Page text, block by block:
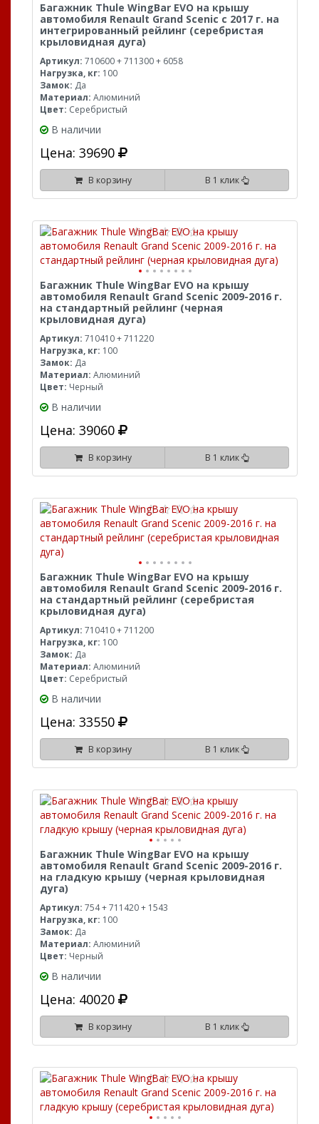
Багажник Thule WingBar EVO на крышу
автомобиля Renault Grand Scenic с 2017 г. на
интегрированный рейлинг (серебристая
крыловидная дуга)
Артикул: 710600 + 711300 + 6058
Нагрузка, кг: 100
Замок: Да
Материал: Алюминий
Цвет: Серебристый
В наличии
Цена: 39690
В корзину В 1 клик
Багажник Thule WingBar EVO на крышу
автомобиля Renault Grand Scenic 2009-2016 г.
на стандартный рейлинг (черная
крыловидная дуга)
Артикул: 710410 + 711220
Нагрузка, кг: 100
Замок: Да
Материал: Алюминий
Цвет: Черный
В наличии
Цена: 39060
В корзину В 1 клик
Багажник Thule WingBar EVO на крышу
автомобиля Renault Grand Scenic 2009-2016 г.
на стандартный рейлинг (серебристая
крыловидная дуга)
Артикул: 710410 + 711200
Нагрузка, кг: 100
Замок: Да
Материал: Алюминий
Цвет: Серебристый
В наличии
Цена: 33550
В корзину В 1 клик
Багажник Thule WingBar EVO на крышу
автомобиля Renault Grand Scenic 2009-2016 г.
на гладкую крышу (черная крыловидная
дуга)
Артикул: 754 + 711420 + 1543
Нагрузка, кг: 100
Замок: Да
Материал: Алюминий
Цвет: Черный
В наличии
Цена: 40020
В корзину В 1 клик